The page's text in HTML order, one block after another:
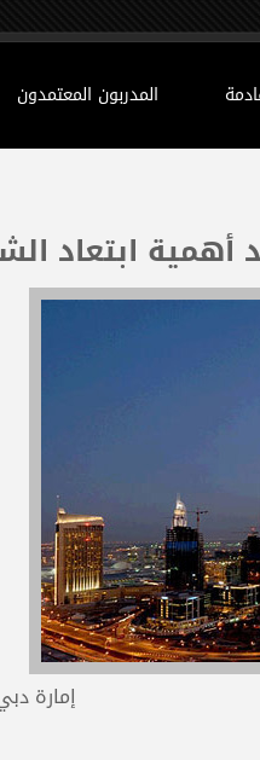
المدربون المعتمدون
أهمية ابتعاد
إمارة